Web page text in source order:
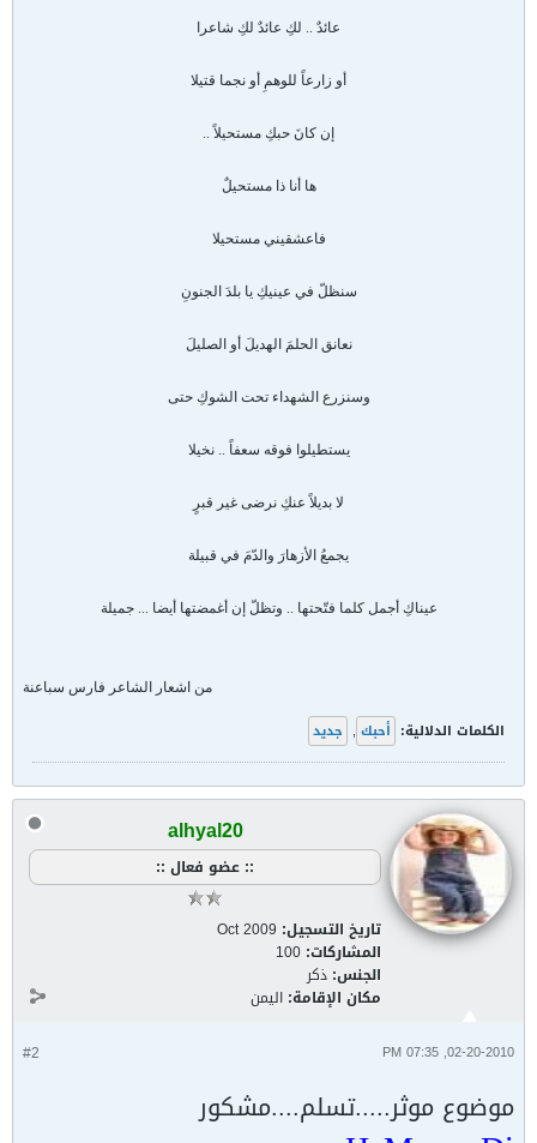
عائدٌ .. لكِ عائدٌ لكِ شاعرا
أو زارعاً للوهمِ أو نجما قتيلا
إن كانَ حبكِ مستحيلاً ..
ها أنا ذا مستحيلٌ
فاعشقيني مستحيلا
سنظلّ في عينيكِ يا بلدَ الجنونِ
نعانق الحلمَ الهديلَ أو الصليلَ
وسنزرع الشهداء تحت الشوكِ حتى
يستطيلوا فوقه سعفاً .. نخيلا
لا بديلاً عنكِ نرضى غير قبرٍ
يجمعُ الأزهارَ والدّمَ في قبيلة
عيناكِ أجمل كلما فتّحتها .. وتظلّ إن أغمضتها أيضا ... جميلة
من اشعار الشاعر فارس سباعنة
الكلمات الدلالية: أحبك , جديد
alhyal20
:: عضو فعال ::
تاريخ التسجيل: Oct 2009
المشاركات: 100
الجنس: ذكر
مكان الإقامة: اليمن
#2 02-20-2010, 07:35 PM
موضوع موثر.....تسلم....مشكور